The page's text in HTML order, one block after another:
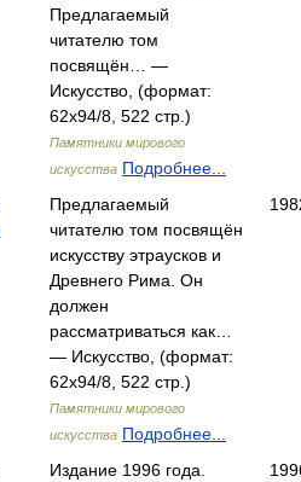
Предлагаемый
читателю том
посвящён… —
Искусство, (формат:
62x94/8, 522 стр.)
Памятники мирового
искусства Подробнее...
Предлагаемый
читателю том посвящён
искусству этраусков и
Древнего Рима. Он
должен
рассматриваться как…
— Искусство, (формат:
62x94/8, 522 стр.)
Памятники мирового
искусства Подробнее...
Издание 1996 года.